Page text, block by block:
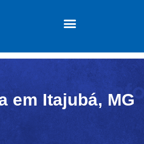
em Itajubá, MG